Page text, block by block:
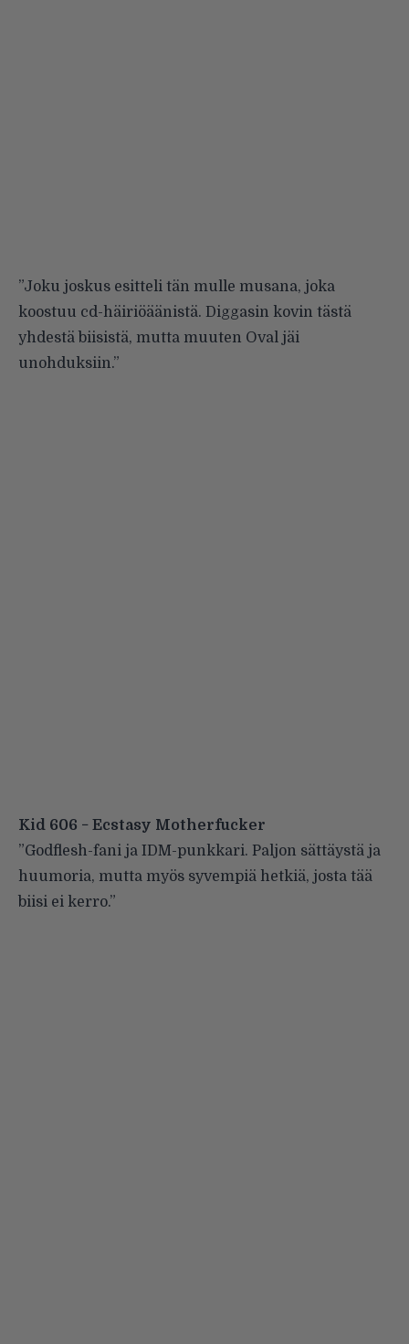
”Joku joskus esitteli tän mulle musana, joka
koostuu cd-häiriöäänistä. Diggasin kovin tästä
yhdestä biisistä, mutta muuten Oval jäi
unohduksiin.”
Kid 606 − Ecstasy Motherfucker
”Godflesh-fani ja IDM-punkkari. Paljon sättäystä ja
huumoria, mutta myös syvempiä hetkiä, josta tää
biisi ei kerro.”